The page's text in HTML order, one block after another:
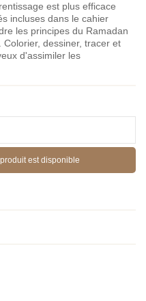
est plus efficace
incluses dans le cahier
les principes du Ramadan
dessiner, tracer et
d'assimiler les
est disponible